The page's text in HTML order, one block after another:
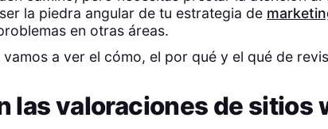
la piedra angular de tu estrategia de
en otras áreas.
a ver el cómo, el por qué y el qué de
las valoraciones de sitios